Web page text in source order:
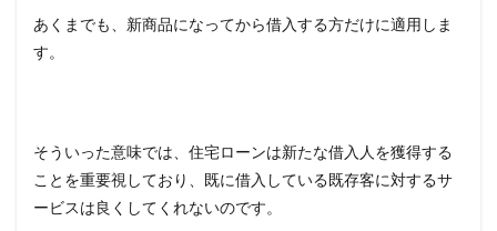
費
数料
4.2
保証
あくまでも、新商品になってから借入する方だけに適用しま
す。
そういった意味では、住宅ローンは新たな借入人を獲得する
ことを重要視しており、既に借入している既存客に対するサ
ービスは良くしてくれないのです。